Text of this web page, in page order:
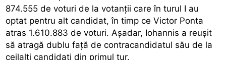
874.555 de voturi de la votanţii care în turul I au
optat pentru alt candidat, în timp ce Victor Ponta
atras 1.610.883 de voturi. Aşadar, Iohannis a reușit
să atragă dublu față de contracandidatul său de la
ceilalți candidați din primul tur.